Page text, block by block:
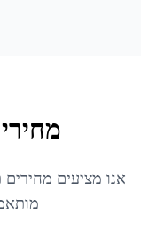
אנו מציעים